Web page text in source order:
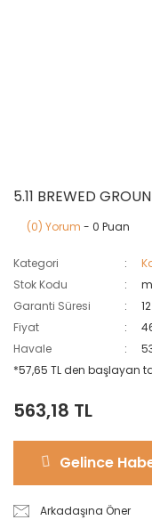
5.11 BREWED
(0) Yorum - 0 Puan
Kategori
Stok Kodu
Garanti Süresi
Fiyat
Havale
*57,65 TL den başlayan
563,18 TL
Gelince
Arkadaşına Öner